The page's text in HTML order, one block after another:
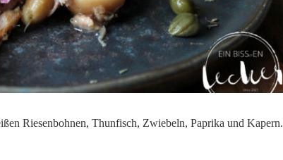
Riesenbohnen, Thunfisch, Zwiebeln, Paprika und Kapern.